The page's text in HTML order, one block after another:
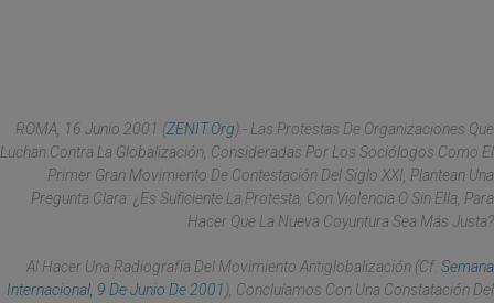
ROMA, 16 Junio 2001 (ZENIT.org).- Las Protestas De Organizaciones Que
Luchan Contra La Globalización, Consideradas Por Los Sociólogos Como El
Primer Gran Movimiento De Contestación Del Siglo XXI, Plantean Una
Pregunta Clara: ¿es Suficiente La Protesta, Con Violencia O Sin Ella, Para
Hacer Que La Nueva Coyuntura Sea Más Justa?
Al Hacer Una Radiografía Del Movimiento Antiglobalización (Cf. Semana
Internacional, 9 De Junio De 2001 ), Concluíamos Con Una Constatación Del